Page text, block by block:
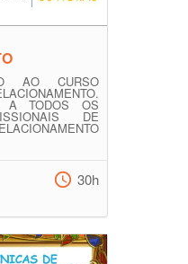
AO CURSO
A TODOS OS
DE
30h